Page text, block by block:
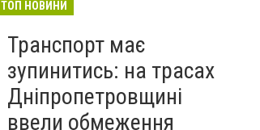
ТОП НОВИНИ
Транспорт має
зупинитись: на трасах
Дніпропетровщині
ввели обмеження